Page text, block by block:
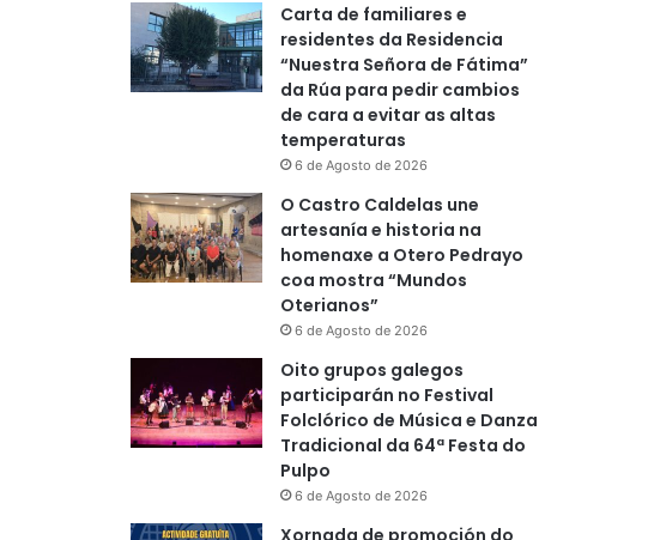
Carta de familiares e
residentes da Residencia
“Nuestra Señora de Fátima”
da Rúa para pedir cambios
de cara a evitar as altas
temperaturas
6 de Agosto de 2026
O Castro Caldelas une
artesanía e historia na
homenaxe a Otero Pedrayo
coa mostra “Mundos
Oterianos”
6 de Agosto de 2026
Oito grupos galegos
participarán no Festival
Folclórico de Música e Danza
Tradicional da 64ª Festa do
Pulpo
6 de Agosto de 2026
Xornada de promoción do